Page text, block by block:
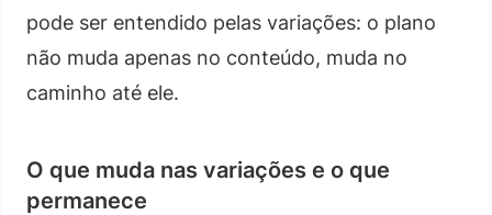
pode ser entendido pelas variações: o plano
não muda apenas no conteúdo, muda no
caminho até ele.
O que muda nas variações e o que
permanece